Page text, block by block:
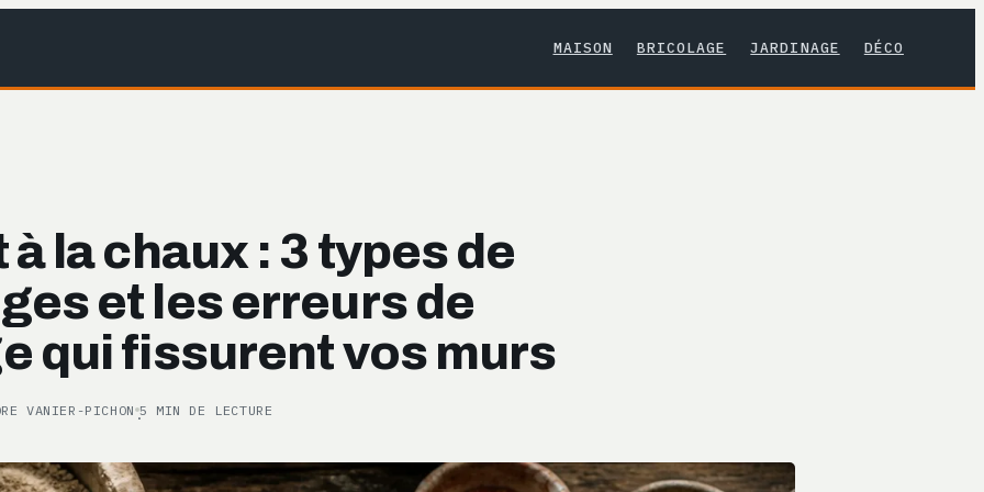
MAISON BRICOLAGE JARDINAGE DÉCO
la chaux : 3 types de
et les erreurs de
qui fissurent vos murs
VANIER-PICHON ·5 MIN DE LECTURE